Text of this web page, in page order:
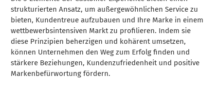
strukturierten Ansatz, um außergewöhnlichen Service zu
bieten, Kundentreue aufzubauen und Ihre Marke in einem
wettbewerbsintensiven Markt zu profilieren. Indem sie
diese Prinzipien beherzigen und kohärent umsetzen,
können Unternehmen den Weg zum Erfolg finden und
stärkere Beziehungen, Kundenzufriedenheit und positive
Markenbefürwortung fördern.